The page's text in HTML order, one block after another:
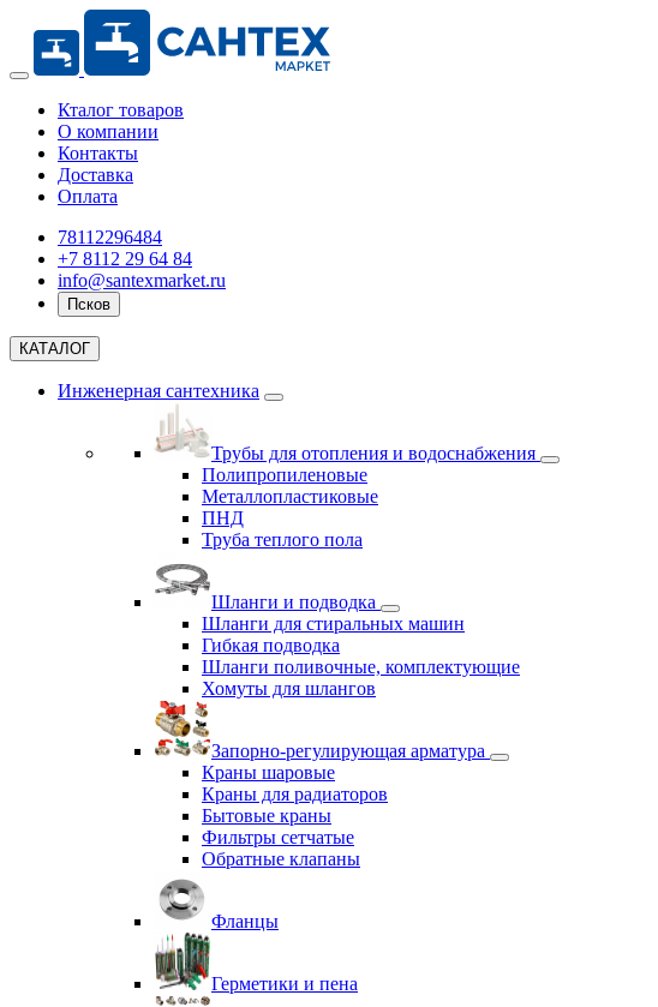
Кталог товаров
О компании
Контакты
Доставка
Оплата
78112296484
+7 8112 29 64 84
info@santexmarket.ru
Псков
КАТАЛОГ
Инженерная сантехника
Трубы для отопления и водоснабжения
Полипропиленовые
Металлопластиковые
ПНД
Труба теплого пола
Шланги и подводка
Шланги для стиральных машин
Гибкая подводка
Шланги поливочные, комплектующие
Хомуты для шлангов
Запорно-регулирующая арматура
Краны шаровые
Краны для радиаторов
Бытовые краны
Фильтры сетчатые
Обратные клапаны
Фланцы
Герметики и пена